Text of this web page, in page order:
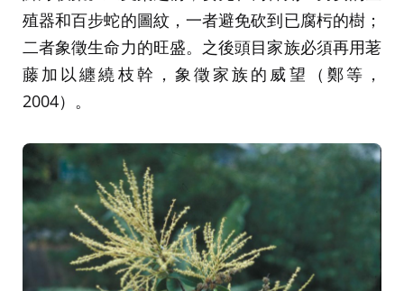
殖器和百步蛇的圖紋，一者避免砍到已腐杇的樹；
二者象徵生命力的旺盛。之後頭目家族必須再用荖
藤加以纏繞枝幹，象徵家族的威望（鄭等，
2004）。